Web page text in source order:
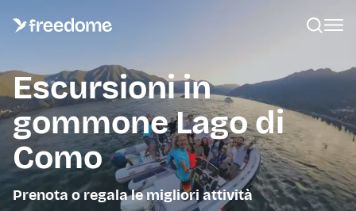
Escursioni in
gommone Lago di
Como
Prenota o regala le migliori attività